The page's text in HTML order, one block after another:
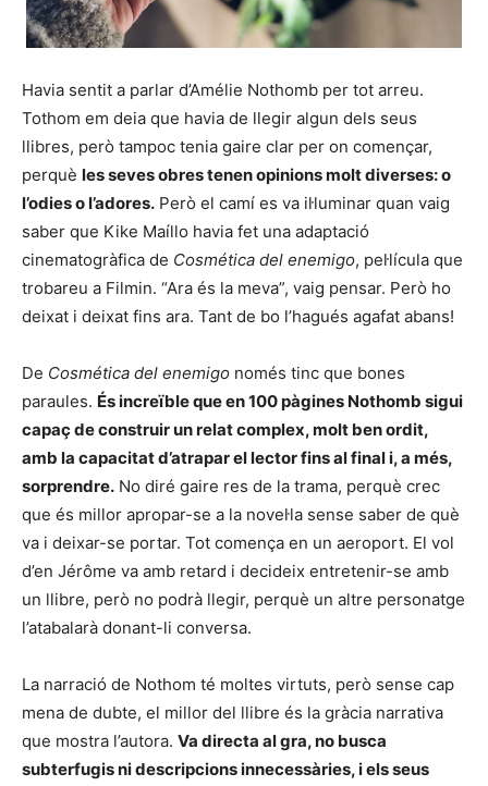
Havia sentit a parlar d’Amélie Nothomb per tot arreu.
Tothom em deia que havia de llegir algun dels seus
llibres, però tampoc tenia gaire clar per on començar,
perquè les seves obres tenen opinions molt diverses: o
l’odies o l’adores. Però el camí es va il·luminar quan vaig
saber que Kike Maíllo havia fet una adaptació
cinematogràfica de Cosmética del enemigo, pel·lícula que
trobareu a Filmin. “Ara és la meva”, vaig pensar. Però ho
deixat i deixat fins ara. Tant de bo l’hagués agafat abans!
De Cosmética del enemigo només tinc que bones
paraules. És increïble que en 100 pàgines Nothomb sigui
capaç de construir un relat complex, molt ben ordit,
amb la capacitat d’atrapar el lector fins al final i, a més,
sorprendre. No diré gaire res de la trama, perquè crec
que és millor apropar-se a la novel·la sense saber de què
va i deixar-se portar. Tot comença en un aeroport. El vol
d’en Jérôme va amb retard i decideix entretenir-se amb
un llibre, però no podrà llegir, perquè un altre personatge
l’atabalarà donant-li conversa.
La narració de Nothom té moltes virtuts, però sense cap
mena de dubte, el millor del llibre és la gràcia narrativa
que mostra l’autora. Va directa al gra, no busca
subterfugis ni descripcions innecessàries, i els seus